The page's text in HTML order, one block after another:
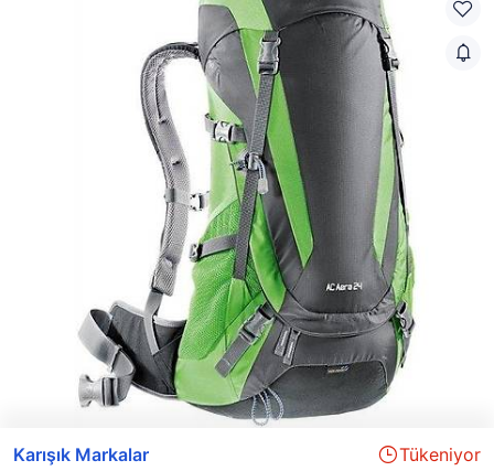
Karışık Markalar Tükeniyor